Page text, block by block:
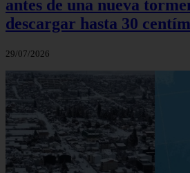
antes de una nueva
descargar hasta 30
29/07/2026